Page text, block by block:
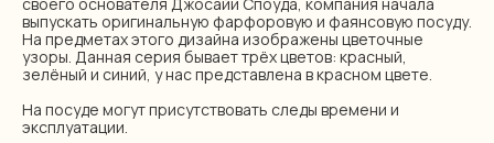
выпускать оригинальную фарфоровую и фаянсовую посуду.
На предметах этого дизайна изображены цветочные
узоры. Данная серия бывает трёх цветов: красный,
зелёный и синий, у нас представлена в красном цвете.
На посуде могут присутствовать следы времени и
эксплуатации.